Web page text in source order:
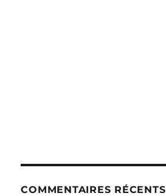
COMMENTAIRES RÉCENTS